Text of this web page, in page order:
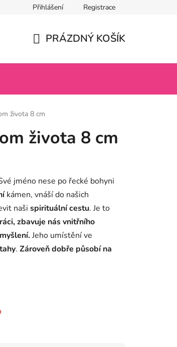
Přihlášení Registrace
NÁKUPNÍ
PRÁZDNÝ KOŠÍK
života 8 cm
života 8 cm
jméno nese po řecké bohyni
kámen, vnáší do našich
naši spirituální cestu. Je to
zbavuje nás vnitřního
Jeho umístění ve
. Zároveň dobře působí na